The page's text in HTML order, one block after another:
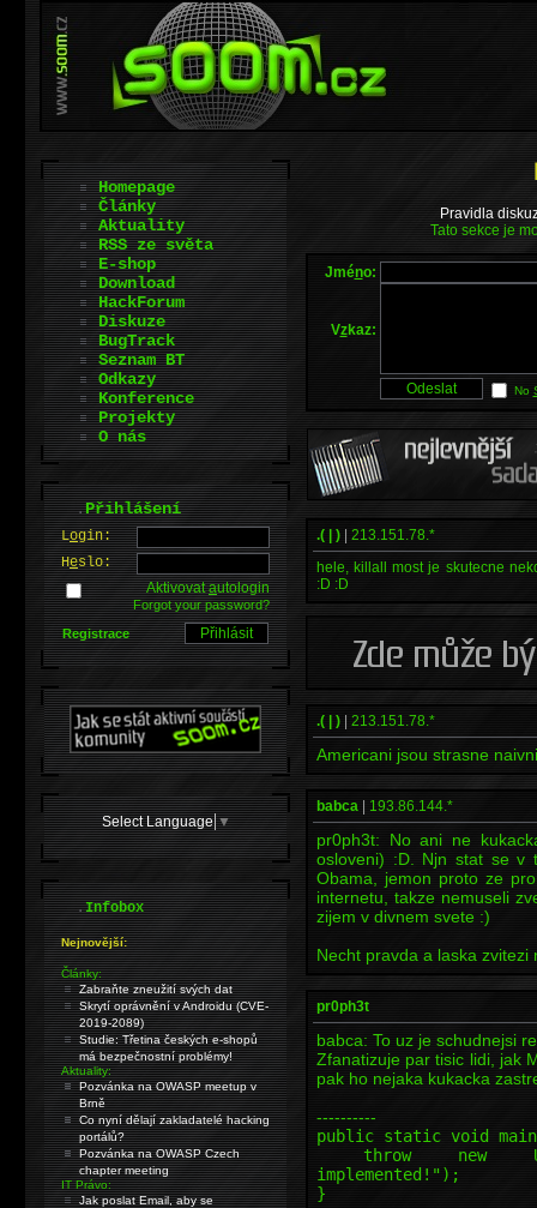
Pravidla
Tato sekce je
Jméno:
Vzkaz:
No
.( | )
213.151.78.*
hele, killall most je skutecne
:D :D
.( | ) 213.151.78.*
Americani jsou strasne
babca 193.86.144.*
pr0ph3t: No ani ne
osloveni) :D. Njn stat se v
Obama, jemon proto ze
internetu, takze nemuseli
zijem v divnem svete :)
Necht pravda a laska zvitezi
pr0ph3t
babca: To uz je schudnejsi
Zfanatizuje par tisic lidi, jak
pak ho nejaka kukacka
----------
public static void
throw new
implemented!");
}
Homepage
Články
Aktuality
RSS ze světa
E-shop
Download
HackForum
Diskuze
BugTrack
Seznam BT
Odkazy
Konference
Projekty
O nás
.Přihlášení
Login:
Heslo:
Aktivovatautologin
Forgot your password?
Registrace
Select Language ▼
.Infobox
Nejnovější:
Články:
Zabraňte zneužití svých dat
Skrytí oprávnění v Androidu (CVE-
2019-2089)
Studie: Třetina českých e-shopů
má bezpečnostní problémy!
Aktuality:
Pozvánka na OWASP meetup v
Brně
Co nyní dělají zakladatelé hacking
portálů?
Pozvánka na OWASP Czech
chapter meeting
IT Právo:
Jak poslat Email, aby se